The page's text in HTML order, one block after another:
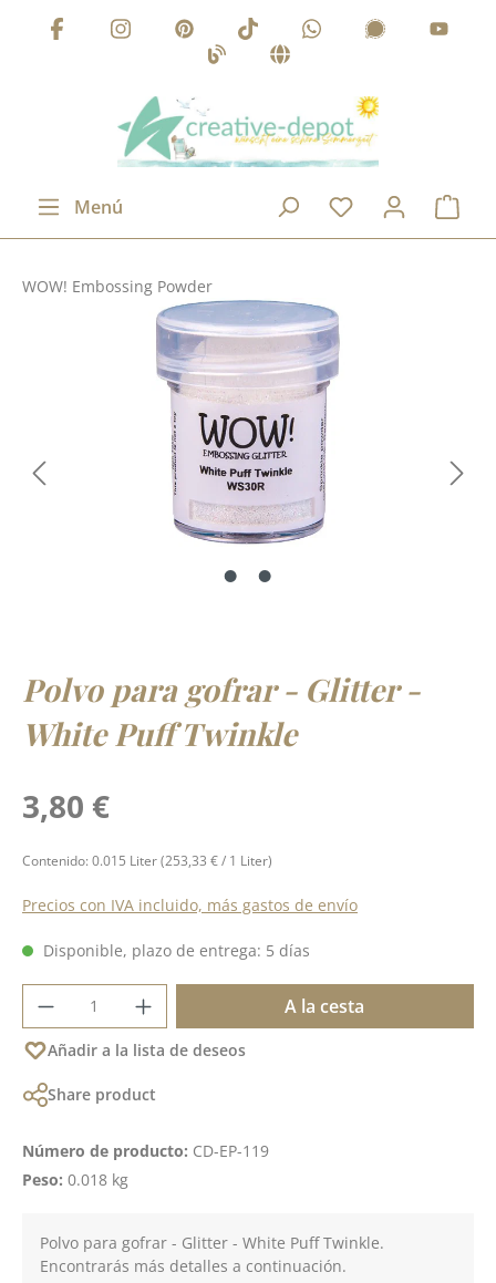
Saltar al contenido principal
Menú
WOW! Embossing Powder
Omitir galería de imágenes
Polvo para gofrar - Glitter -
White Puff Twinkle
Precio normal:
3,80 €
Contenido: 0.015 Liter(253,33 € / 1 Liter)
Precios con IVA incluido, más gastos de envío
Disponible, plazo de entrega: 5 días
Cantidad del producto: introduce la
A la cesta
Añadir a la lista de deseos
Share product
Número de producto: CD-EP-119
Peso: 0.018 kg
Polvo para gofrar - Glitter - White Puff Twinkle.
Encontrarás más detalles a continuación.